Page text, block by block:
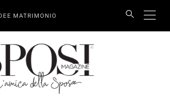
MATRIMONIO